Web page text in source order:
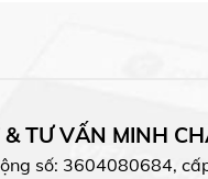
TƯ VẤN MINH
số: 3604080684,